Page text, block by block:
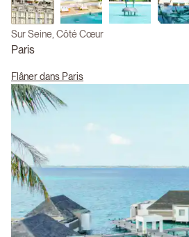
Sur Seine, Côté Cœur
Paris
Flâner dans Paris